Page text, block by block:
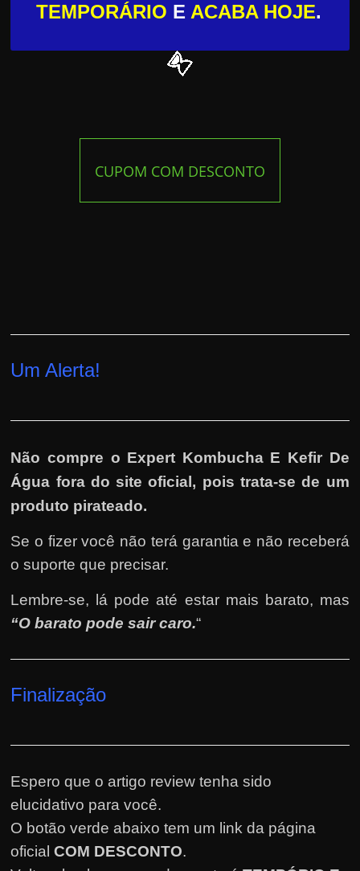
TEMPORÁRIO E ACABA HOJE.
CUPOM COM DESCONTO
Um Alerta!
Não compre o Expert Kombucha E Kefir De
Água fora do site oficial, pois trata-se de um
produto pirateado.
Se o fizer você não terá garantia e não receberá
o suporte que precisar.
Lembre-se, lá pode até estar mais barato, mas
“O barato pode sair caro.“
Finalização
Espero que o artigo review tenha sido
elucidativo para você.
O botão verde abaixo tem um link da página
oficialCOM DESCONTO.